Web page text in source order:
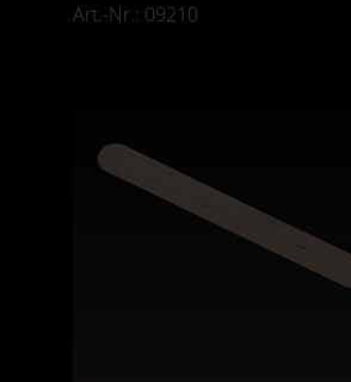
Art.-Nr.: 09210